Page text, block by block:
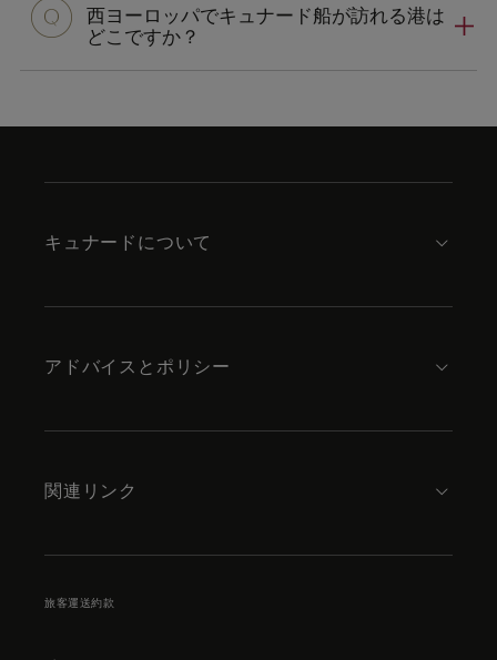
西ヨーロッパでキュナード船が訪れる港は
どこですか？
キュナードについて
アドバイスとポリシー
関連リンク
旅客運送約款